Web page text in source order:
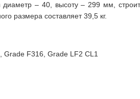
– 40, высоту – 299 мм,
размера составляет 39,5 кг.
Grade F316, Grade LF2 CL1